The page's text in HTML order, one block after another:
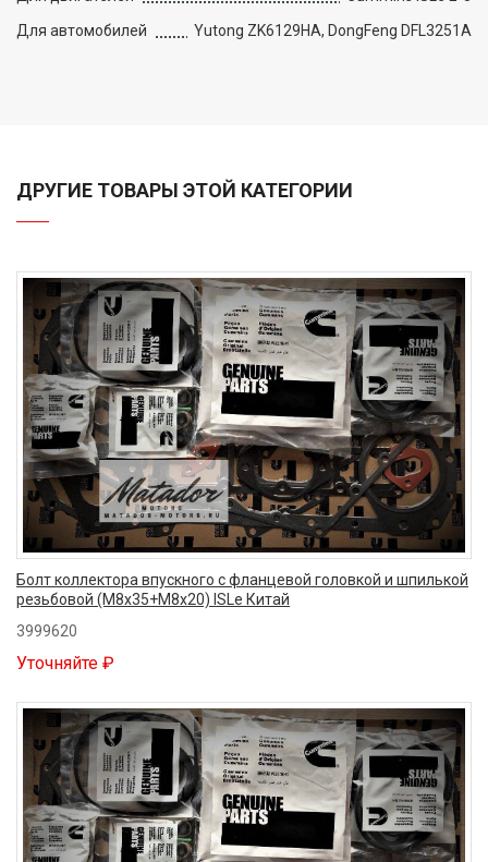
Для автомобилей
Yutong ZK6129HA, DongFeng DFL3251A
ДРУГИЕ ТОВАРЫ ЭТОЙ КАТЕГОРИИ
Болт коллектора впускного с фланцевой головкой и шпилькой
резьбовой (M8x35+M8x20) ISLe Китай
3999620
Уточняйте ₽